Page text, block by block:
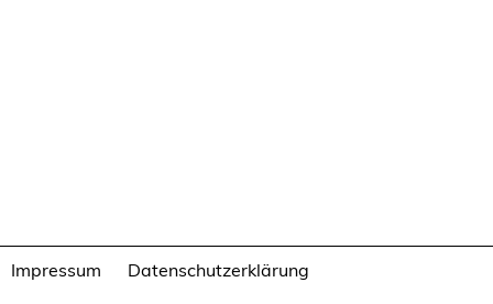
Impressum Datenschutzerklärung